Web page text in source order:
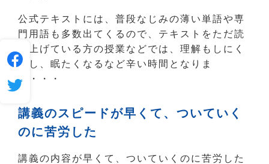
公式テキストには、普段なじみの薄い単語や専
門用語も多数出てくるので、テキストをただ読
み上げている方の授業などでは、理解もしにく
いし、眠たくなるなど辛い時間となりま
す・・・
講義のスピードが早くて、ついていく
のに苦労した
講義の内容が早くて、ついていくのに苦労した